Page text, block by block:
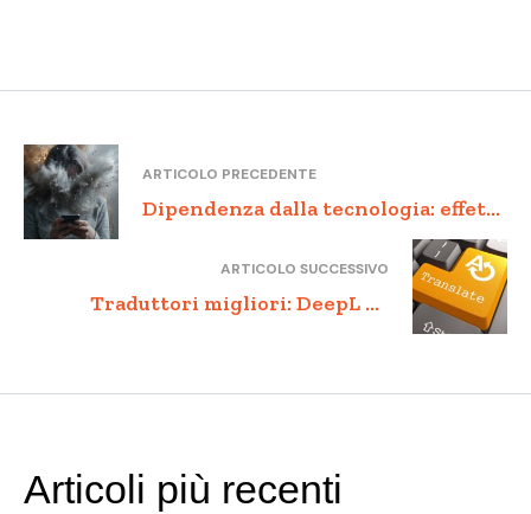
ARTICOLO PRECEDENTE
Dipendenza dalla tecnologia: effetti
su mente, relazioni e produttività
ARTICOLO SUCCESSIVO
Traduttori migliori: DeepL vs
Articoli più recenti